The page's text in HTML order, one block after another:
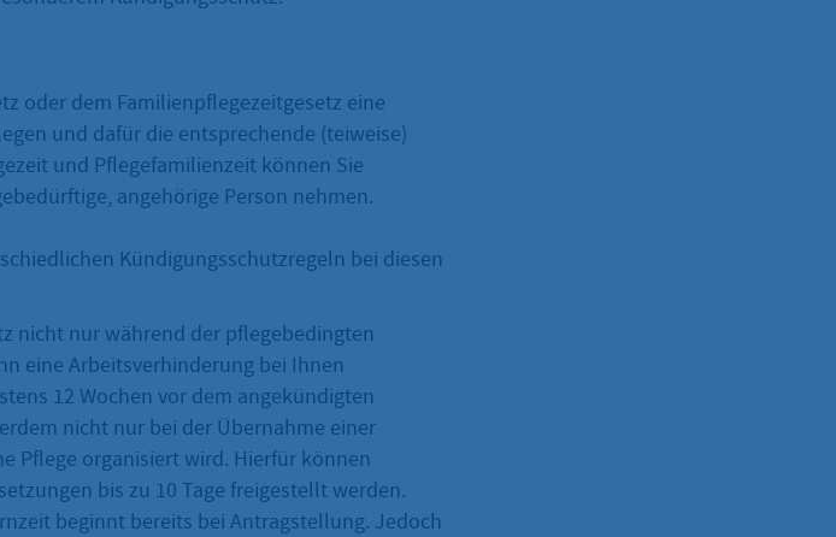
oder dem Familienpflegezeitgesetz eine
und dafür die entsprechende (teiweise)
und Pflegefamilienzeit können Sie
angehörige Person nehmen.
Kündigungsschutzregeln bei diesen
nicht nur während der pflegebedingten
eine Arbeitsverhinderung bei Ihnen
12 Wochen vor dem angekündigten
nicht nur bei der Übernahme einer
Pflege organisiert wird. Hierfür können
bis zu 10 Tage freigestellt werden.
beginnt bereits bei Antragstellung. Jedoch